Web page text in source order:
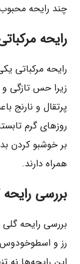
چند رایحه
رایحه
رایحه مرکباتی
زیرا حس تازگی و
پرتقال و نارنج
روزهای گرم
بر خوشبو کردن
همراه دارند.
بررسی
بررسی رایحه
رز و اسطوخودوس